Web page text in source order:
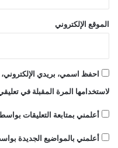
الموقع الإلكتروني
احفظ اسمي، بريدي
لاستخدامها المرة المقبلة في
أعلمني بمتابعة التعليقات
أعلمني بالمواضيع الجديدة